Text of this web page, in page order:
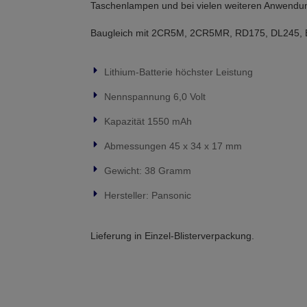
Taschenlampen und bei vielen weiteren
Baugleich mit 2CR5M, 2CR5MR, RD175, DL245,
Lithium-Batterie höchster Leistung
Nennspannung 6,0 Volt
Kapazität 1550 mAh
Abmessungen 45 x 34 x 17 mm
Gewicht: 38 Gramm
Hersteller: Pansonic
Lieferung in Einzel-Blisterverpackung.